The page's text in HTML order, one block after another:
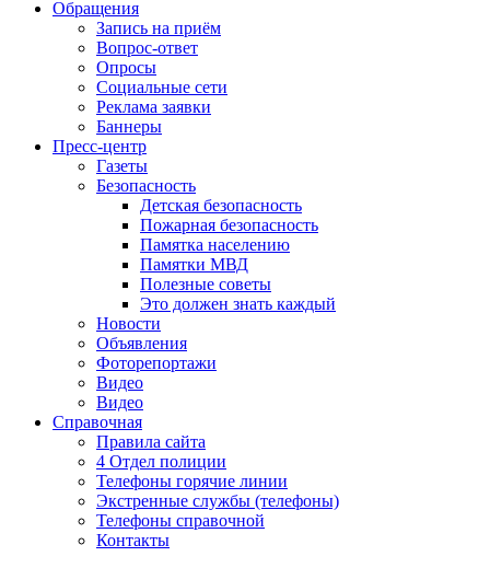
Обращения
Запись на приём
Вопрос-ответ
Опросы
Социальные сети
Реклама заявки
Баннеры
Пресс-центр
Газеты
Безопасность
Детская безопасность
Пожарная безопасность
Памятка населению
Памятки МВД
Полезные советы
Это должен знать каждый
Новости
Объявления
Фоторепортажи
Видео
Видео
Справочная
Правила сайта
4 Отдел полиции
Телефоны горячие линии
Экстренные службы (телефоны)
Телефоны справочной
Контакты